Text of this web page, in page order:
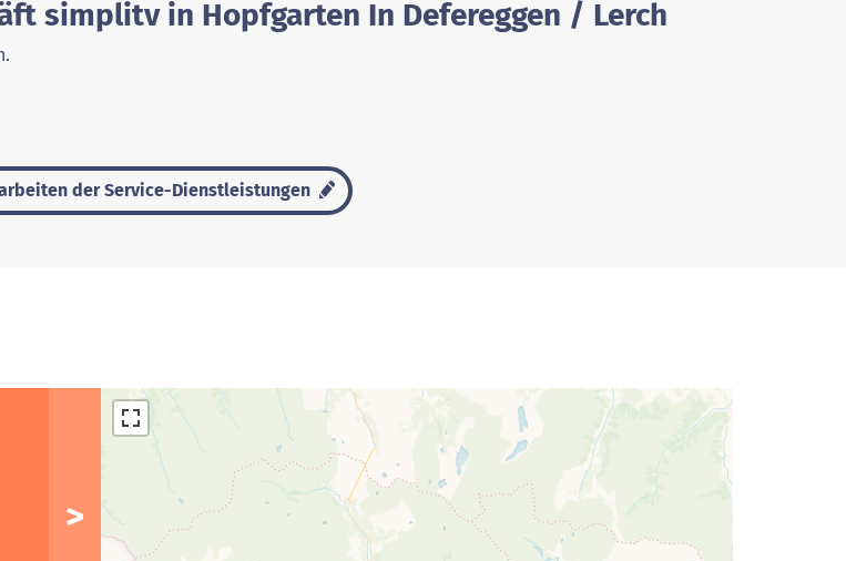
simplitv in Hopfgarten In Defereggen / Lerch
der Service-Dienstleistungen